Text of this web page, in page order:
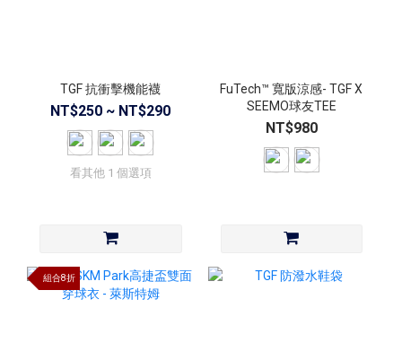
TGF 抗衝擊機能襪
NT$250 ~ NT$290
看其他 1 個選項
FuTech™ 寬版涼感- TGF X
SEEMO球友TEE
NT$980
組合8折